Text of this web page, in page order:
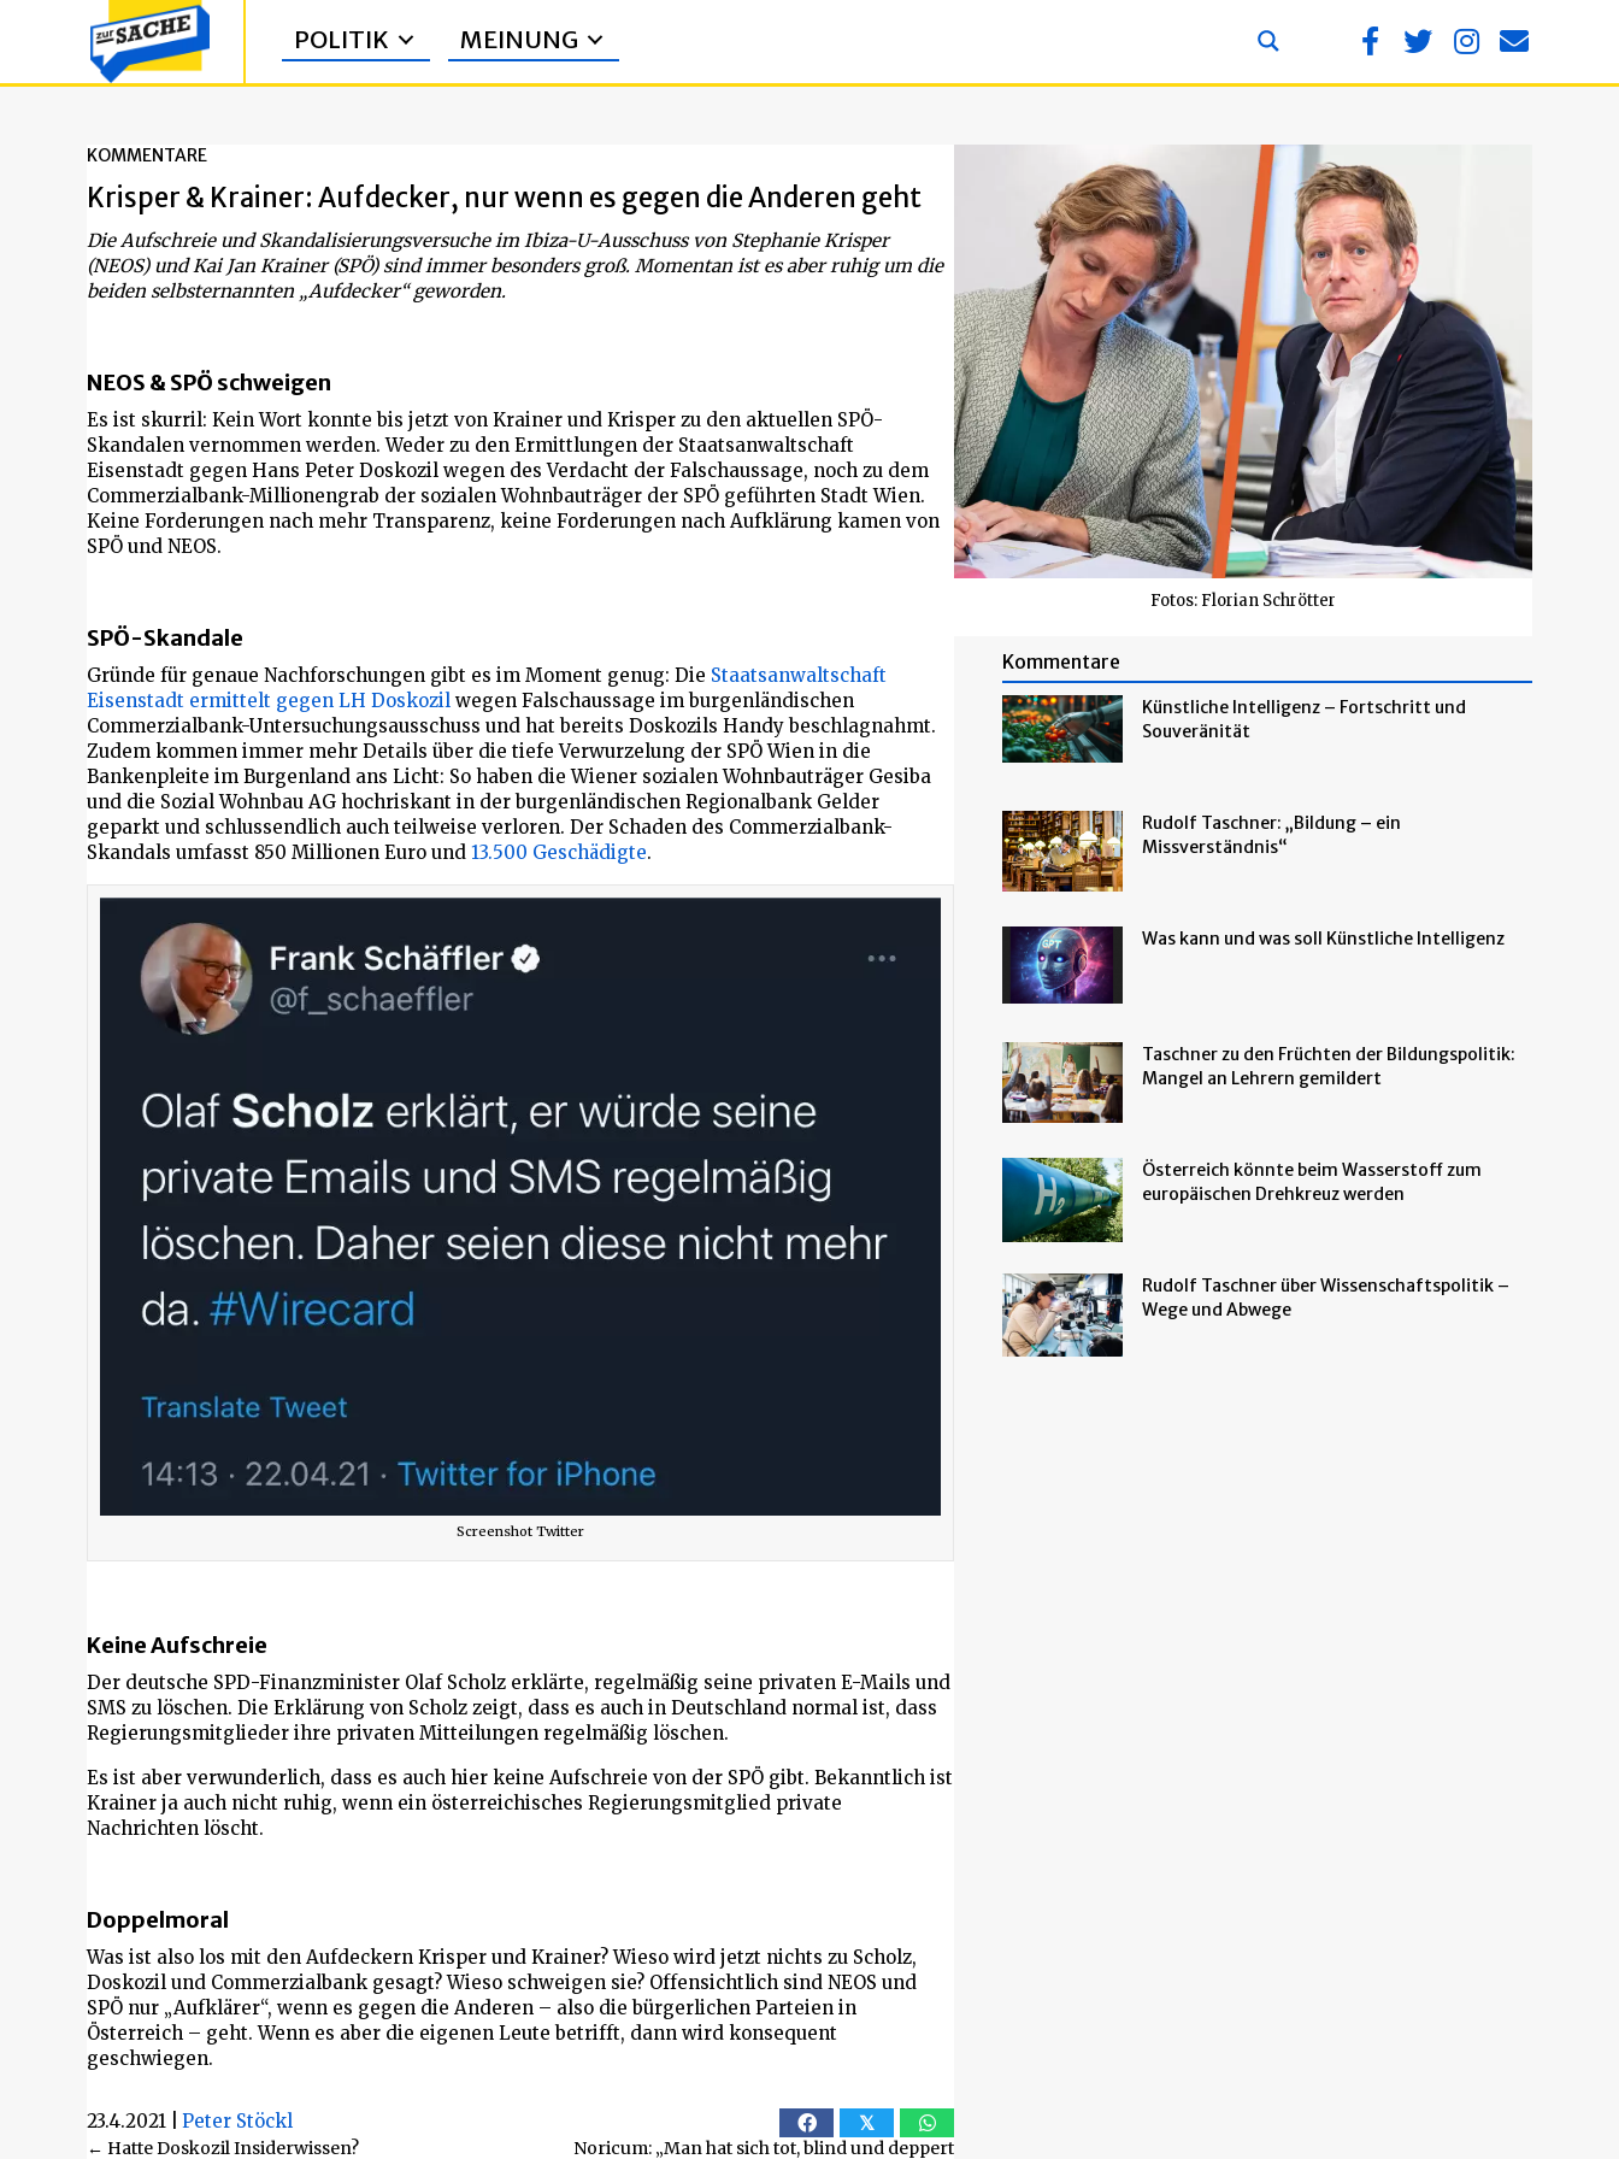
POLITIK MEINUNG
KOMMENTARE
Krisper & Krainer: Aufdecker, nur wenn es gegen die Anderen geht
Die Aufschreie und Skandalisierungsversuche im Ibiza-U-Ausschuss von Stephanie Krisper
(NEOS) und Kai Jan Krainer (SPÖ) sind immer besonders groß. Momentan ist es aber ruhig um die
beiden selbsternannten „Aufdecker“ geworden.
NEOS & SPÖ schweigen
Es ist skurril: Kein Wort konnte bis jetzt von Krainer und Krisper zu den aktuellen SPÖ-
Skandalen vernommen werden. Weder zu den Ermittlungen der Staatsanwaltschaft
Eisenstadt gegen Hans Peter Doskozil wegen des Verdacht der Falschaussage, noch zu dem
Commerzialbank-Millionengrab der sozialen Wohnbauträger der SPÖ geführten Stadt Wien.
Keine Forderungen nach mehr Transparenz, keine Forderungen nach Aufklärung kamen von
SPÖ und NEOS.
SPÖ-Skandale
Gründe für genaue Nachforschungen gibt es im Moment genug: Die Staatsanwaltschaft
Eisenstadt ermittelt gegen LH Doskozil wegen Falschaussage im burgenländischen
Commerzialbank-Untersuchungsausschuss und hat bereits Doskozils Handy beschlagnahmt.
Zudem kommen immer mehr Details über die tiefe Verwurzelung der SPÖ Wien in die
Bankenpleite im Burgenland ans Licht: So haben die Wiener sozialen Wohnbauträger Gesiba
und die Sozial Wohnbau AG hochriskant in der burgenländischen Regionalbank Gelder
geparkt und schlussendlich auch teilweise verloren. Der Schaden des Commerzialbank-
Skandals umfasst 850 Millionen Euro und 13.500 Geschädigte.
Screenshot Twitter
Keine Aufschreie
Der deutsche SPD-Finanzminister Olaf Scholz erklärte, regelmäßig seine privaten E-Mails und
SMS zu löschen. Die Erklärung von Scholz zeigt, dass es auch in Deutschland normal ist, dass
Regierungsmitglieder ihre privaten Mitteilungen regelmäßig löschen.
Es ist aber verwunderlich, dass es auch hier keine Aufschreie von der SPÖ gibt. Bekanntlich ist
Krainer ja auch nicht ruhig, wenn ein österreichisches Regierungsmitglied private
Nachrichten löscht.
Doppelmoral
Was ist also los mit den Aufdeckern Krisper und Krainer? Wieso wird jetzt nichts zu Scholz,
Doskozil und Commerzialbank gesagt? Wieso schweigen sie? Offensichtlich sind NEOS und
SPÖ nur „Aufklärer“, wenn es gegen die Anderen – also die bürgerlichen Parteien in
Österreich – geht. Wenn es aber die eigenen Leute betrifft, dann wird konsequent
geschwiegen.
23.4.2021 Peter Stöckl 𝕏
Beitragsnavigation
← Hatte Doskozil Insiderwissen? Noricum: „Man hat sich tot, blind und deppert
Fotos: Florian Schrötter
Kommentare
Künstliche Intelligenz – Fortschritt und
Souveränität
Rudolf Taschner: „Bildung – ein
Missverständnis“
Was kann und was soll Künstliche Intelligenz
Taschner zu den Früchten der Bildungspolitik:
Mangel an Lehrern gemildert
Österreich könnte beim Wasserstoff zum
europäischen Drehkreuz werden
Rudolf Taschner über Wissenschaftspolitik –
Wege und Abwege